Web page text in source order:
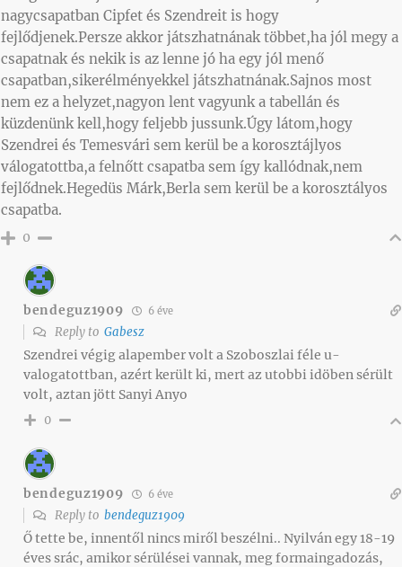
nagycsapatban Cipfet és Szendreit is hogy
fejlődjenek.Persze akkor játszhatnának többet,ha jól megy a
csapatnak és nekik is az lenne jó ha egy jól menő
csapatban,sikerélményekkel játszhatnának.Sajnos most
nem ez a helyzet,nagyon lent vagyunk a tabellán és
küzdenünk kell,hogy feljebb jussunk.Úgy látom,hogy
Szendrei és Temesvári sem kerül be a korosztájlyos
válogatottba,a felnőtt csapatba sem így kallódnak,nem
fejlődnek.Hegedüs Márk,Berla sem kerül be a korosztályos
csapatba.
0
bendeguz1909 6 éve
Reply to Gabesz
Szendrei végig alapember volt a Szoboszlai féle u-
valogatottban, azért került ki, mert az utobbi idöben sérült
volt, aztan jött Sanyi Anyo
0
bendeguz1909 6 éve
Reply to bendeguz1909
Ő tette be, innentől nincs miről beszélni.. Nyilván egy 18-19
éves srác, amikor sérülései vannak, meg formaingadozás,